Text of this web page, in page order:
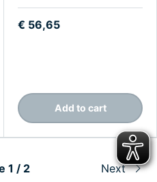
€ 56,65
Add to cart
1 / 2 Next